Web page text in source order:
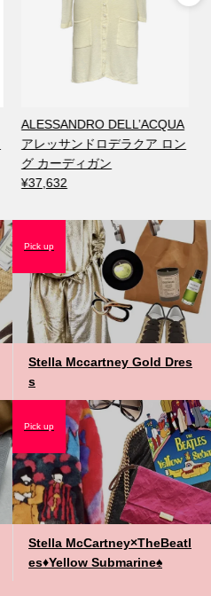
ALESSANDRO DELL’ACQUA
アレッサンドロデラクア ロン
グ カーディガン
¥37,632
Stella Mccartney Gold Dres
s
Pick up
Stella McCartney×TheBeatl
es♦️Yellow Submarine♠️
Pick up